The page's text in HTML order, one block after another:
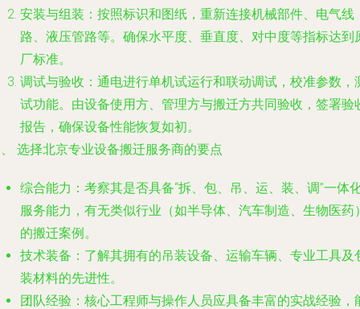
安装与组装 ：按照标识和图纸，重新连接机械部件、电气线
路、液压管路等。确保水平度、垂直度、对中度等指标达到
厂标准。
调试与验收 ：通电进行单机试运行和联动调试，校准参数，
试功能。由设备使用方、管理方与搬迁方共同验收，签署验
报告，确保设备性能恢复如初。
选择北京专业设备搬迁服务商的要点
综合能力 ：考察其是否具备“拆、包、吊、运、装、调”一体
服务能力，有无类似行业（如半导体、汽车制造、生物医药
的搬迁案例。
技术装备 ：了解其拥有的吊装设备、运输车辆、专业工具及
装材料的先进性。
团队经验 ：核心工程师与操作人员应具备丰富的实战经验，